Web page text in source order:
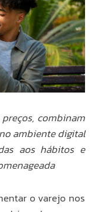
combinam
ambiente digital
aos hábitos e
o varejo nos